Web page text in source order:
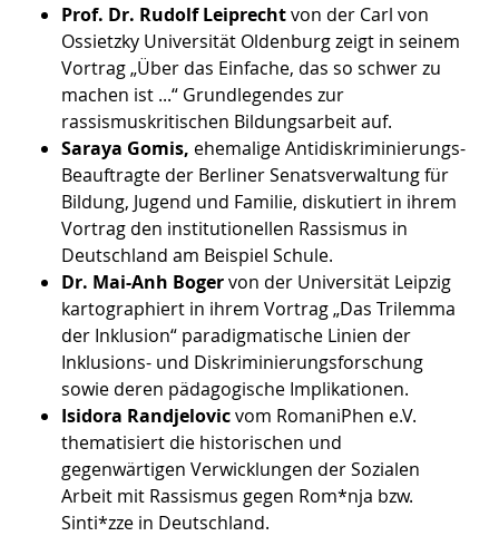
Prof. Dr. Rudolf Leiprechtvon der Carl von
Ossietzky Universität Oldenburg zeigt in seinem
Vortrag „Über das Einfache, das so schwer zu
machen ist ...“ Grundlegendes zur
rassismuskritischen Bildungsarbeit auf.
Saraya Gomis, ehemalige Antidiskriminierungs-
Beauftragte der Berliner Senatsverwaltung für
Bildung, Jugend und Familie, diskutiert in ihrem
Vortrag den institutionellen Rassismus in
Deutschland am Beispiel Schule.
Dr. Mai-Anh Bogervon der Universität Leipzig
kartographiert in ihrem Vortrag „Das Trilemma
der Inklusion“ paradigmatische Linien der
Inklusions- und Diskriminierungsforschung
sowie deren pädagogische Implikationen.
Isidora Randjelovicvom RomaniPhen e.V.
thematisiert die historischen und
gegenwärtigen Verwicklungen der Sozialen
Arbeit mit Rassismus gegen Rom*nja bzw.
Sinti*zze in Deutschland.